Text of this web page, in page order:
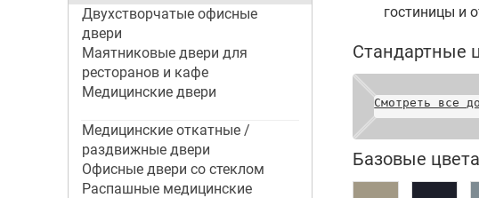
Двухстворчатые офисные
двери
Маятниковые двери для
ресторанов и кафе
Медицинские двери
Медицинские откатные /
раздвижные двери
Офисные двери со стеклом
Распашные медицинские
гостиницы и
Стандартные
Смотреть все
Базовые